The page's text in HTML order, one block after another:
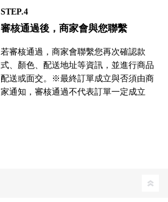
STEP.4
審核通過後，商家會與您聯繫
若審核通過，商家會聯繫您再次確認款
式、顏色、配送地址等資訊，並進行商品
配送或面交。※最終訂單成立與否須由商
家通知，審核通過不代表訂單一定成立